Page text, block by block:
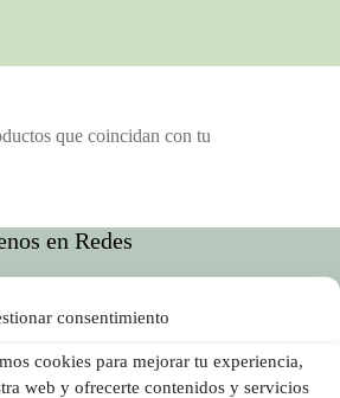
consentimiento
cookies para mejorar tu experiencia,
web y ofrecerte contenidos y servicios
que coincidan con tu
en Redes